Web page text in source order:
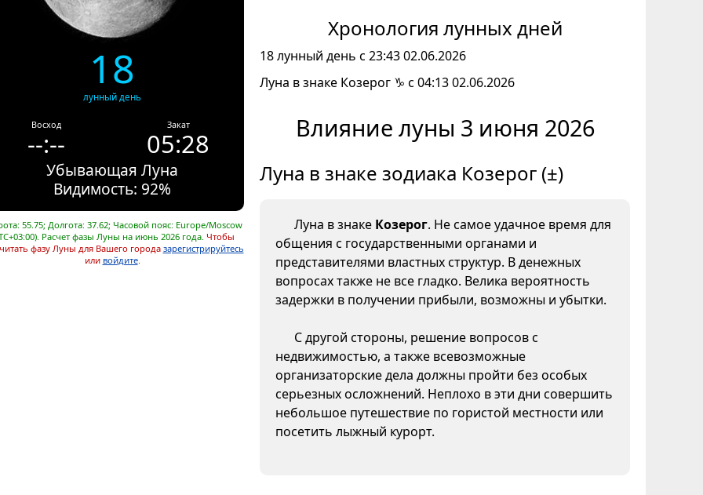
18
лунный день
Восход
--:--
Закат
05:28
Убывающая Луна
Видимость: 92%
55.75; Долгота: 37.62; Часовой пояс: Europe/Moscow
Расчет фазы Луны на июнь 2026 года. Чтобы
фазу Луны для Вашего города зарегистрируйтесь
или войдите.
Хронология лунных дней
18 лунный день с 23:43 02.06.2026
Луна в знаке Козерог ♑ с 04:13 02.06.2026
Влияние луны 3 июня 2026
Луна в знаке зодиака Козерог (±)
Луна в знаке Козерог. Не самое удачное время для
общения с государственными органами и
представителями властных структур. В денежных
вопросах также не все гладко. Велика вероятность
задержки в получении прибыли, возможны и убытки.
С другой стороны, решение вопросов с
недвижимостью, а также всевозможные
организаторские дела должны пройти без особых
серьезных осложнений. Неплохо в эти дни совершить
небольшое путешествие по гористой местности или
посетить лыжный курорт.